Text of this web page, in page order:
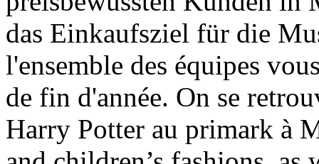
das Einkaufsziel für die
l'ensemble des équipes
de fin d'année. On se
Harry Potter au primark à